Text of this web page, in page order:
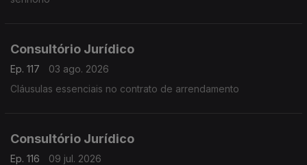
Consultório Jurídico
Ep. 117
03 ago. 2026
Cláusulas essenciais no contrato de arrendamento
Consultório Jurídico
Ep. 116
09 jul. 2026